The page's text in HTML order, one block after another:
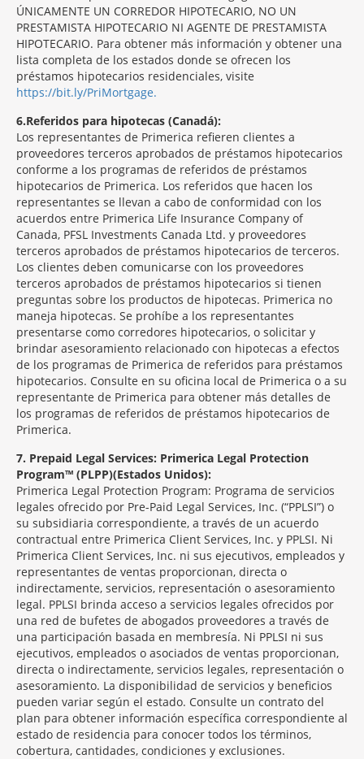
ÚNICAMENTE UN CORREDOR HIPOTECARIO, NO UN
PRESTAMISTA HIPOTECARIO NI AGENTE DE PRESTAMISTA
HIPOTECARIO. Para obtener más información y obtener una
lista completa de los estados donde se ofrecen los
préstamos hipotecarios residenciales, visite
https://bit.ly/PriMortgage.
6 Referidos para hipotecas (Canadá):
Los representantes de Primerica refieren clientes a
proveedores terceros aprobados de préstamos hipotecarios
conforme a los programas de referidos de préstamos
hipotecarios de Primerica. Los referidos que hacen los
representantes se llevan a cabo de conformidad con los
acuerdos entre Primerica Life Insurance Company of
Canada, PFSL Investments Canada Ltd. y proveedores
terceros aprobados de préstamos hipotecarios de terceros.
Los clientes deben comunicarse con los proveedores
terceros aprobados de préstamos hipotecarios si tienen
preguntas sobre los productos de hipotecas. Primerica no
maneja hipotecas. Se prohíbe a los representantes
presentarse como corredores hipotecarios, o solicitar y
brindar asesoramiento relacionado con hipotecas a efectos
de los programas de Primerica de referidos para préstamos
hipotecarios. Consulte en su oficina local de Primerica o a su
representante de Primerica para obtener más detalles de
los programas de referidos de préstamos hipotecarios de
Primerica.
7 Prepaid Legal Services: Primerica Legal Protection
Program™ (PLPP)(Estados Unidos):
Primerica Legal Protection Program: Programa de servicios
legales ofrecido por Pre-Paid Legal Services, Inc. (“PPLSI”) o
su subsidiaria correspondiente, a través de un acuerdo
contractual entre Primerica Client Services, Inc. y PPLSI. Ni
Primerica Client Services, Inc. ni sus ejecutivos, empleados y
representantes de ventas proporcionan, directa o
indirectamente, servicios, representación o asesoramiento
legal. PPLSI brinda acceso a servicios legales ofrecidos por
una red de bufetes de abogados proveedores a través de
una participación basada en membresía. Ni PPLSI ni sus
ejecutivos, empleados o asociados de ventas proporcionan,
directa o indirectamente, servicios legales, representación o
asesoramiento. La disponibilidad de servicios y beneficios
pueden variar según el estado. Consulte un contrato del
plan para obtener información específica correspondiente al
estado de residencia para conocer todos los términos,
cobertura, cantidades, condiciones y exclusiones.